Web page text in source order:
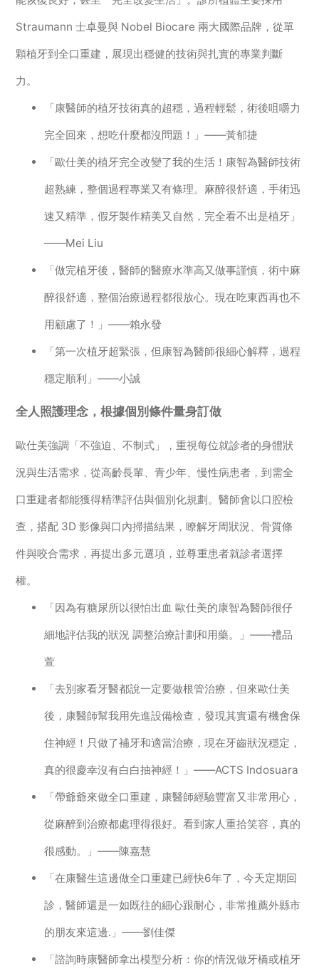
Straumann 士卓曼與 Nobel Biocare 兩大國際品牌，從單
顆植牙到全口重建，展現出穩健的技術與扎實的專業判斷
力。
「康醫師的植牙技術真的超穩，過程輕鬆，術後咀嚼力
完全回來，想吃什麼都沒問題！」——黃郁捷
「歐仕美的植牙完全改變了我的生活！康智為醫師技術
超熟練，整個過程專業又有條理。麻醉很舒適，手術迅
速又精準，假牙製作精美又自然，完全看不出是植牙」
——Mei Liu
「做完植牙後，醫師的醫療水準高又做事謹慎，術中麻
醉很舒適，整個治療過程都很放心。現在吃東西再也不
用顧慮了！」——賴永發
「第一次植牙超緊張，但康智為醫師很細心解釋，過程
穩定順利」——小誠
全人照護理念，根據個別條件量身訂做
歐仕美強調「不強迫、不制式」，重視每位就診者的身體狀
況與生活需求，從高齡長輩、青少年、慢性病患者，到需全
口重建者都能獲得精準評估與個別化規劃。醫師會以口腔檢
查，搭配 3D 影像與口內掃描結果，瞭解牙周狀況、骨質條
件與咬合需求，再提出多元選項，並尊重患者就診者選擇
權。
「因為有糖尿所以很怕出血 歐仕美的康智為醫師很仔
細地評估我的狀況 調整治療計劃和用藥。」——禮品
萱
「去別家看牙醫都說一定要做根管治療，但來歐仕美
後，康醫師幫我用先進設備檢查，發現其實還有機會保
住神經！只做了補牙和適當治療，現在牙齒狀況穩定，
真的很慶幸沒有白白抽神經！」——ACTS Indosuara
「帶爺爺來做全口重建，康醫師經驗豐富又非常用心，
從麻醉到治療都處理得很好。看到家人重拾笑容，真的
很感動。」——陳嘉慧
「在康醫生這邊做全口重建已經快6年了，今天定期回
診，醫師還是一如既往的細心跟耐心，非常推薦外縣市
的朋友來這邊.」——劉佳傑
「諮詢時康醫師拿出模型分析：你的情況做牙橋或植牙